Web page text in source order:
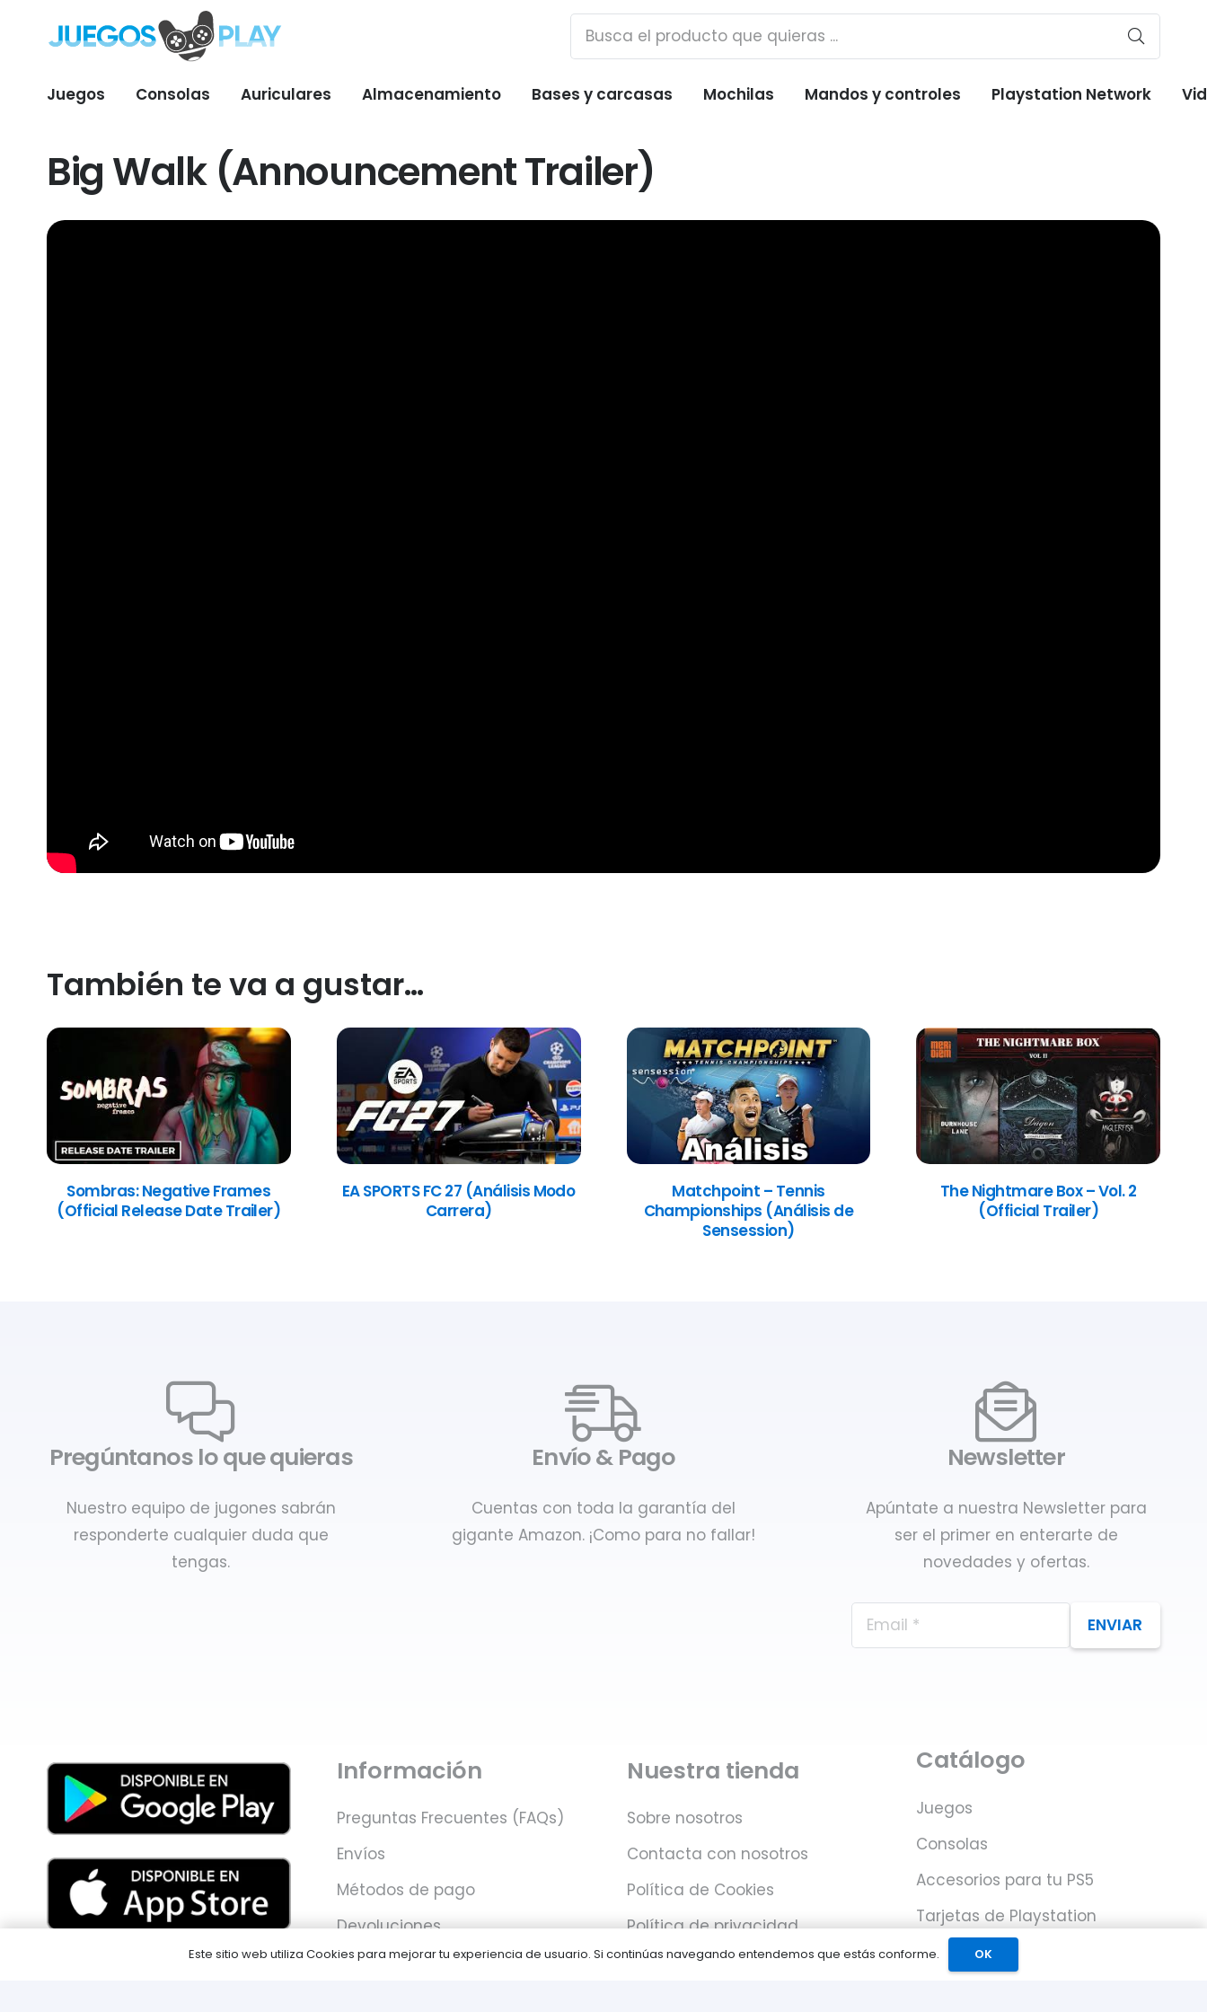
Juegos Consolas Auriculares Almacenamiento Bases y carcasas Mochilas Mandos y controles Playstation Network
Big Walk (Announcement Trailer)
También te va a gustar…
Sombras: Negative Frames
(Official Release Date Trailer)
EA SPORTS FC 27 (Análisis Modo
Carrera)
Matchpoint – Tennis
Championships (Análisis de
Sensession)
The Nightmare Box – Vol. 2
(Official Trailer)
Pregúntanos lo que quieras
Nuestro equipo de jugones sabrán
responderte cualquier duda que
tengas.
Envío & Pago
Cuentas con toda la garantía del
gigante Amazon. ¡Como para no fallar!
Newsletter
Apúntate a nuestra Newsletter para
ser el primer en enterarte de
novedades y ofertas.
ENVIAR
Información
Preguntas Frecuentes (FAQs)
Envíos
Métodos de pago
Devoluciones
Nuestra tienda
Sobre nosotros
Contacta con nosotros
Política de Cookies
Política de privacidad
Catálogo
Juegos
Consolas
Accesorios para tu PS5
Tarjetas de Playstation
Network
Este sitio web utiliza Cookies para mejorar tu experiencia de usuario. Si continúas navegando entendemos que estás conforme. OK